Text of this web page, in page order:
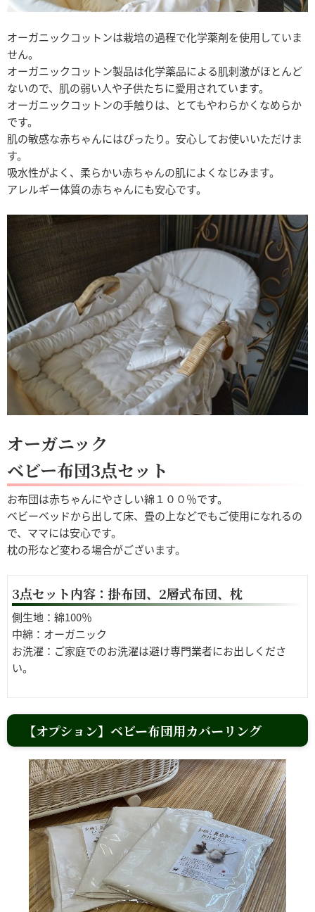
オーガニックコットンは栽培の過程で化学薬剤を使用していま
せん。
オーガニックコットン製品は化学薬品による肌刺激がほとんど
ないので、肌の弱い人や子供たちに愛用されています。
オーガニックコットンの手触りは、とてもやわらかくなめらか
です。
肌の敏感な赤ちゃんにはぴったり。安心してお使いいただけま
す。
吸水性がよく、柔らかい赤ちゃんの肌によくなじみます。
アレルギー体質の赤ちゃんにも安心です。
オーガニック
ベビー布団3点セット
お布団は赤ちゃんにやさしい綿１００％です。
ベビーベッドから出して床、畳の上などでもご使用になれるの
で、ママには安心です。
枕の形など変わる場合がございます。
3点セット内容：掛布団、2層式布団、枕
側生地：綿100％
中綿：オーガニック
お洗濯：ご家庭でのお洗濯は避け専門業者にお出しくださ
い。
【オプション】ベビー布団用カバーリング